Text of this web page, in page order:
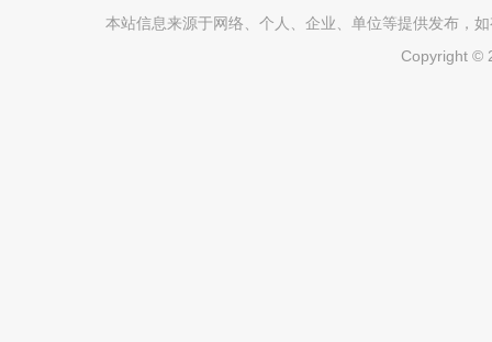
本站信息来源于网络、个人、企业、单位等提供发布，
Copyright ©